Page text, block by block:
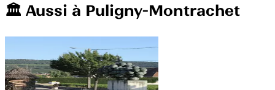
🏛️️ Aussi à Puligny-Montrachet